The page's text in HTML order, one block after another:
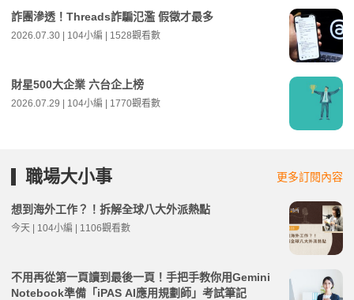
詐團滲透！Threads詐騙氾濫 假徵才最多
2026.07.30 | 104小編 | 1528觀看數
財星500大企業 六台企上榜
2026.07.29 | 104小編 | 1770觀看數
職場大小事 更多訂閱內容
想到海外工作？！拆解全球八大外派熱點
今天 | 104小編 | 1106觀看數
不用再從第一頁讀到最後一頁！手把手教你用Gemini
Notebook準備「iPAS AI應用規劃師」考試筆記